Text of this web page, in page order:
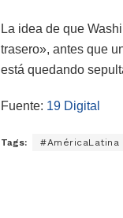
La idea de que
trasero», antes que
está quedando
Fuente: 19 Digital
Tags: #AméricaLatina